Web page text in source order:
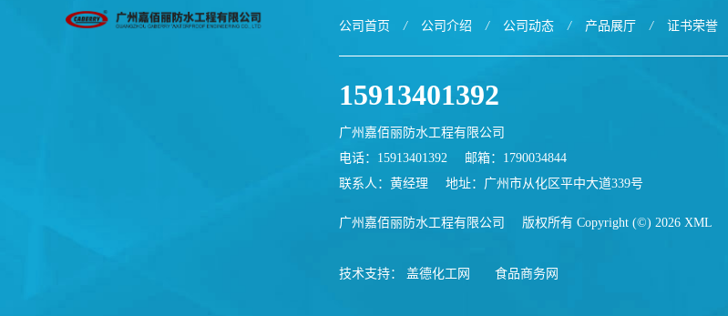
公司首页 / 公司介绍 / 公司动态 / 产品展厅 / 证书荣誉
15913401392
广州嘉佰丽防水工程有限公司
电话：15913401392
邮箱： 1790034844
联系人：黄经理
地址：广州市从化区平中大道339号
广州嘉佰丽防水工程有限公司 版权所有 Copyright (©) 2026 XML
技术支持： 盖德化工网 食品商务网